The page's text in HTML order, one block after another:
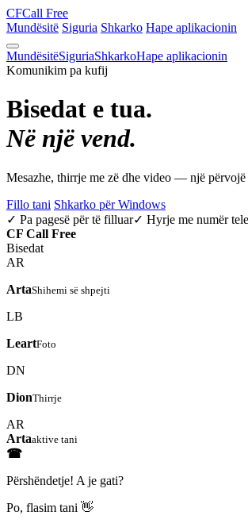
CFCall Free
Mundësitë Siguria Shkarko Hape aplikacionin
MundësitëSiguriaShkarkoHape aplikacionin
Komunikim pa kufij
Bisedat e tua.
Në një vend.
Mesazhe, thirrje me zë dhe video — një
Fillo tani Shkarko për Windows
✓ Pa pagesë për të filluar✓ Hyrje me numër
CF Call Free
Bisedat
AR
ArtaShihemi së shpejti
LB
LeartFoto
DN
DionThirrje
AR
Artaaktive tani
☎
Përshëndetje! A je gati?
Po, flasim tani 👋